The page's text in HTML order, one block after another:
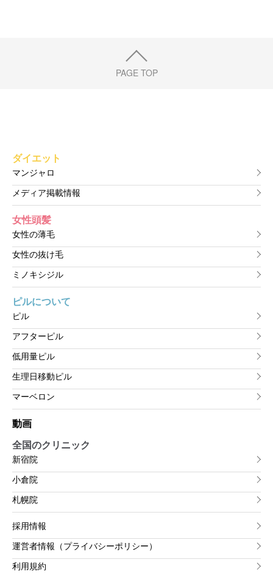
PAGE TOP
ダイエット
マンジャロ
メディア掲載情報
女性頭髪
女性の薄毛
女性の抜け毛
ミノキシジル
ピルについて
ピル
アフターピル
低用量ピル
生理日移動ピル
マーベロン
動画
全国のクリニック
新宿院
小倉院
札幌院
採用情報
運営者情報（プライバシーポリシー）
利用規約